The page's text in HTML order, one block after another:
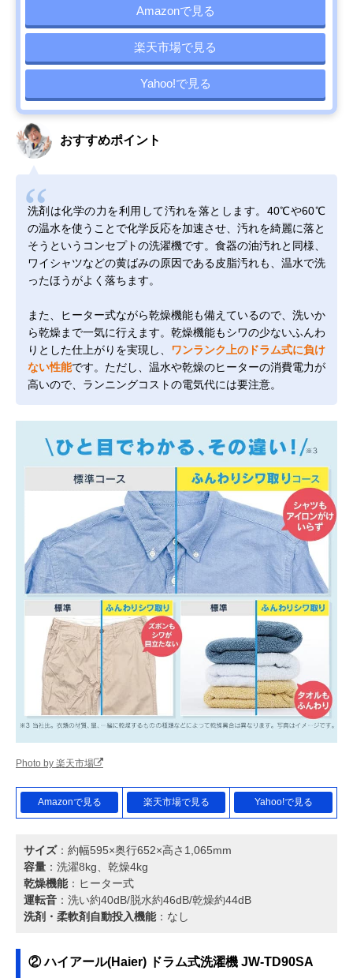
Amazonで見る
楽天市場で見る
Yahoo!で見る
おすすめポイント
洗剤は化学の力を利用して汚れを落とします。40℃や60℃
の温水を使うことで化学反応を加速させ、汚れを綺麗に落と
そうというコンセプトの洗濯機です。食器の油汚れと同様、
ワイシャツなどの黄ばみの原因である皮脂汚れも、温水で洗
ったほうがよく落ちます。
また、ヒーター式ながら乾燥機能も備えているので、洗いか
ら乾燥まで一気に行えます。乾燥機能もシワの少ないふんわ
りとした仕上がりを実現し、 ワンランク上のドラム式に負け
ない性能です。ただし、温水や乾燥のヒーターの消費電力が
高いので、ランニングコストの電気代には要注意。
Photo by 楽天市場
Amazonで見る 楽天市場で見る Yahoo!で見る
サイズ：約幅595×奥行652×高さ1,065mm
容量 ：洗濯8kg、乾燥4kg
乾燥機能：ヒーター式
運転音 ：洗い約40dB/脱水約46dB/乾燥約44dB
洗剤・柔軟剤自動投入機能：なし
② ハイアール(Haier) ドラム式洗濯機 JW-TD90SA